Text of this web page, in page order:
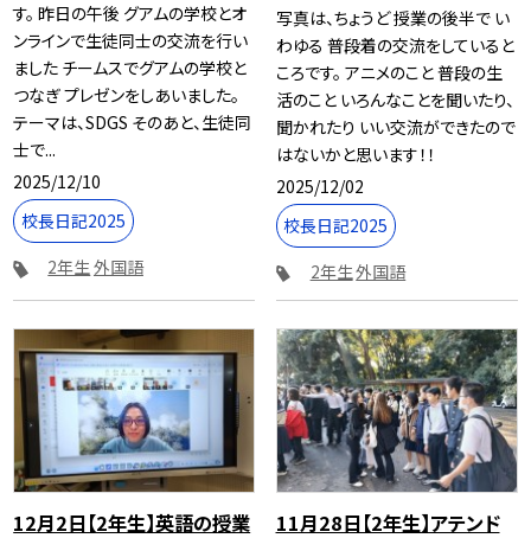
す。 昨日の午後 グアムの学校とオ
ンラインで生徒同士の交流を行い
ました チームスでグアムの学校と
つなぎ プレゼンをしあいました。
テーマは、SDGS そのあと、生徒同
士で...
2025/12/10
校長日記2025
2年生外国語
写真は、ちょうど 授業の後半で い
わゆる 普段着の交流をしていると
ころです。 アニメのこと 普段の生
活のこと いろんなことを聞いたり、
聞かれたり いい交流ができたので
はないかと思います！！
2025/12/02
校長日記2025
2年生外国語
12月2日【2年生】英語の授業
11月28日【2年生】アテンド